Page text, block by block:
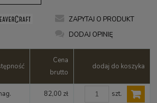
ZAPYTAJ O PRODUKT
DODAJ OPINIĘ
Cena
brutto
dodaj do koszyka
82,00 zł szt.